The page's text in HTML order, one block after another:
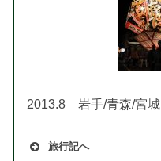
2013.8 岩手/青森/宮城
旅行記へ